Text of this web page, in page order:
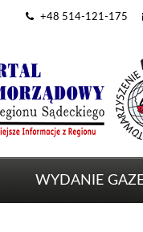
+48 514-121-175
WYDANIE